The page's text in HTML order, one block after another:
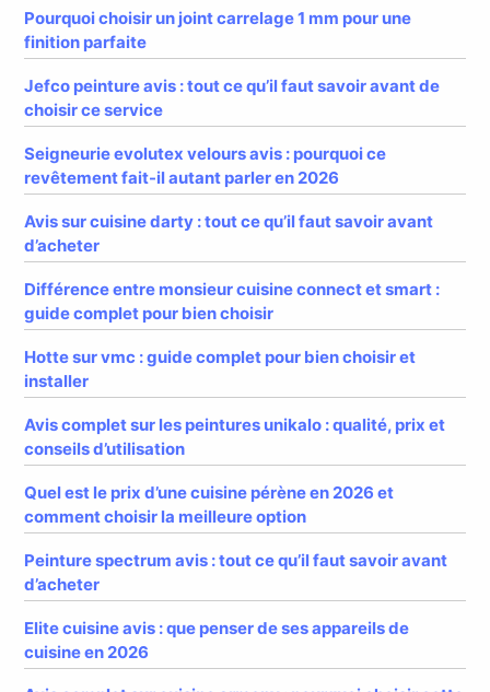
Pourquoi choisir un joint carrelage 1 mm pour une
finition parfaite
Jefco peinture avis : tout ce qu’il faut savoir avant de
choisir ce service
Seigneurie evolutex velours avis : pourquoi ce
revêtement fait-il autant parler en 2026
Avis sur cuisine darty : tout ce qu’il faut savoir avant
d’acheter
Différence entre monsieur cuisine connect et smart :
guide complet pour bien choisir
Hotte sur vmc : guide complet pour bien choisir et
installer
Avis complet sur les peintures unikalo : qualité, prix et
conseils d’utilisation
Quel est le prix d’une cuisine pérène en 2026 et
comment choisir la meilleure option
Peinture spectrum avis : tout ce qu’il faut savoir avant
d’acheter
Elite cuisine avis : que penser de ses appareils de
cuisine en 2026